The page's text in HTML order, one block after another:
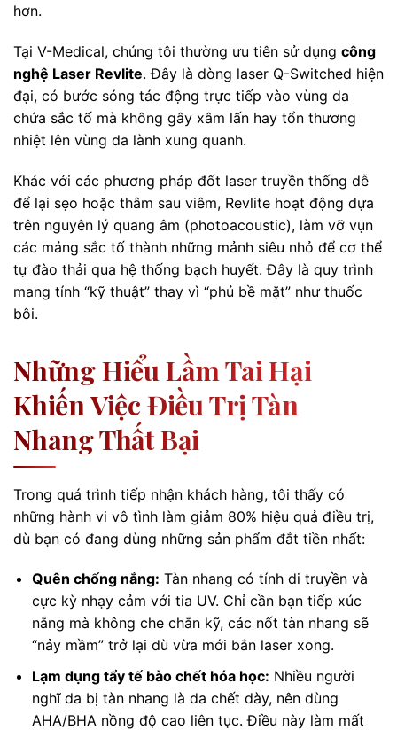
hơn.
Tại V-Medical, chúng tôi thường ưu tiên sử dụng công
nghệ Laser Revlite. Đây là dòng laser Q-Switched hiện
đại, có bước sóng tác động trực tiếp vào vùng da
chứa sắc tố mà không gây xâm lấn hay tổn thương
nhiệt lên vùng da lành xung quanh.
Khác với các phương pháp đốt laser truyền thống dễ
để lại sẹo hoặc thâm sau viêm, Revlite hoạt động dựa
trên nguyên lý quang âm (photoacoustic), làm vỡ vụn
các mảng sắc tố thành những mảnh siêu nhỏ để cơ thể
tự đào thải qua hệ thống bạch huyết. Đây là quy trình
mang tính “kỹ thuật” thay vì “phủ bề mặt” như thuốc
bôi.
Những Hiểu Lầm Tai Hại
Khiến Việc Điều Trị Tàn
Nhang Thất Bại
Trong quá trình tiếp nhận khách hàng, tôi thấy có
những hành vi vô tình làm giảm 80% hiệu quả điều trị,
dù bạn có đang dùng những sản phẩm đắt tiền nhất:
Quên chống nắng: Tàn nhang có tính di truyền và
cực kỳ nhạy cảm với tia UV. Chỉ cần bạn tiếp xúc
nắng mà không che chắn kỹ, các nốt tàn nhang sẽ
“nảy mầm” trở lại dù vừa mới bắn laser xong.
Lạm dụng tẩy tế bào chết hóa học: Nhiều người
nghĩ da bị tàn nhang là da chết dày, nên dùng
AHA/BHA nồng độ cao liên tục. Điều này làm mất